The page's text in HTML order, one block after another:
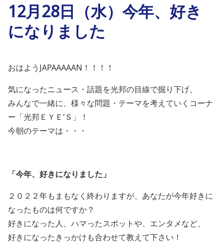
12月28日（水）今年、好き
になりました
おはようJAPAAAAAN！！！！
気になったニュース・話題を光邦の目線で掘り下げ、
みんなで一緒に、様々な問題・テーマを考えていくコーナ
ー「光邦ＥＹＥ’Ｓ」！
今朝のテーマは・・・
「今年、好きになりました 」
２０２２年もまもなく終わりますが、あなたが今年好きに
なったものは何ですか？
好きになった人、ハマったスポットや、エンタメなど、
好きになったきっかけも合わせて教えて下さい！